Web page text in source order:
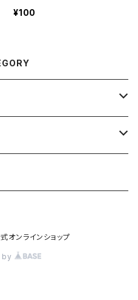
アルバ
¥100
ンラインショップ
by